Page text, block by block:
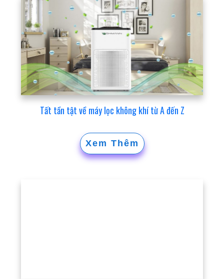
Tất tần tật về máy lọc không khí từ A đến Z
Xem Thêm